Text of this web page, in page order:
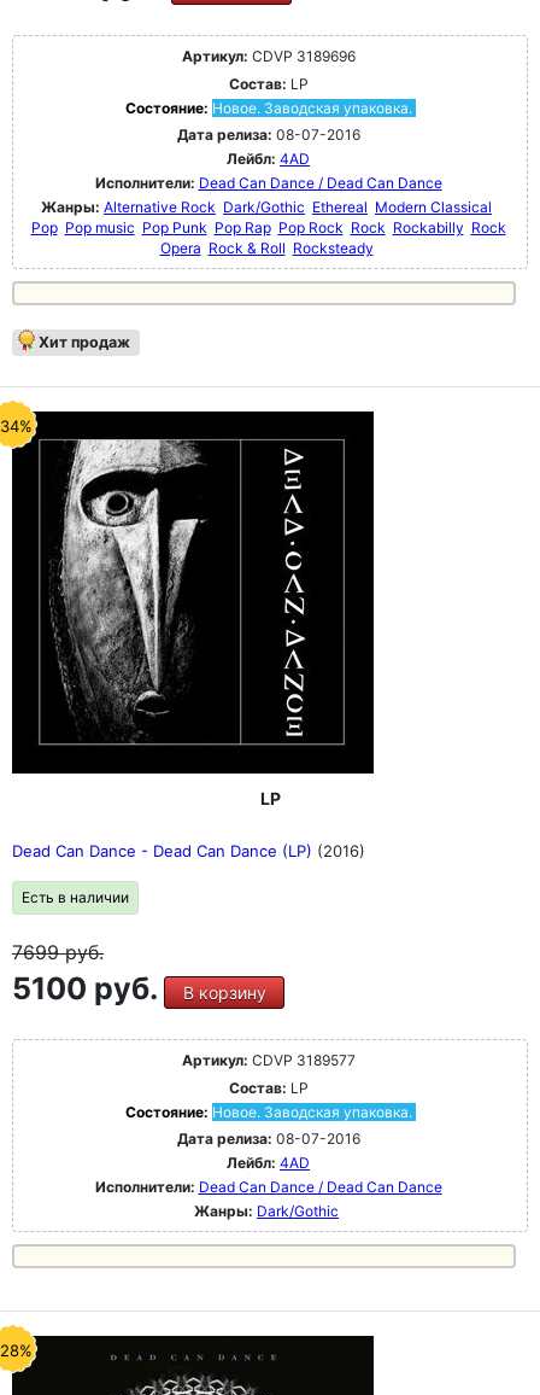
Артикул: CDVP 3189696
Состав: LP
Состояние: Новое. Заводская упаковка.
Дата релиза: 08-07-2016
Лейбл: 4AD
Исполнители: Dead Can Dance / Dead Can Dance
Жанры: Alternative Rock Dark/Gothic Ethereal Modern Classical
Pop Pop music Pop Punk Pop Rap Pop Rock Rock Rockabilly Rock
Opera Rock & Roll Rocksteady
Хит продаж
LP
Dead Can Dance - Dead Can Dance (LP) (2016)
Есть в наличии
7699руб.
5100 руб. В корзину
Артикул: CDVP 3189577
Состав: LP
Состояние: Новое. Заводская упаковка.
Дата релиза: 08-07-2016
Лейбл: 4AD
Исполнители: Dead Can Dance / Dead Can Dance
Жанры: Dark/Gothic